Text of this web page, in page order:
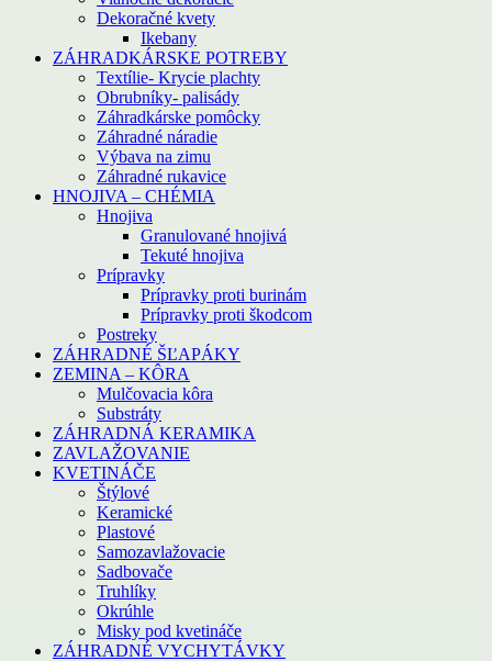
Dekoračné kvety
Ikebany
ZÁHRADKÁRSKE POTREBY
Textílie- Krycie plachty
Obrubníky- palisády
Záhradkárske pomôcky
Záhradné náradie
Výbava na zimu
Záhradné rukavice
HNOJIVA – CHÉMIA
Hnojiva
Granulované hnojivá
Tekuté hnojiva
Prípravky
Prípravky proti burinám
Prípravky proti škodcom
Postreky
ZÁHRADNÉ ŠĽAPÁKY
ZEMINA – KÔRA
Mulčovacia kôra
Substráty
ZÁHRADNÁ KERAMIKA
ZAVLAŽOVANIE
KVETINÁČE
Štýlové
Keramické
Plastové
Samozavlažovacie
Sadbovače
Truhlíky
Okrúhle
Misky pod kvetináče
ZÁHRADNÉ VYCHYTÁVKY